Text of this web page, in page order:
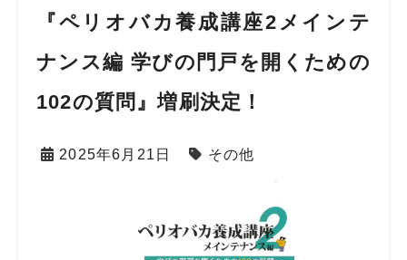
『ペリオバカ養成講座2メインテ
ナンス編 学びの門戸を開くための
102の質問』増刷決定！
2025年6月21日 その他